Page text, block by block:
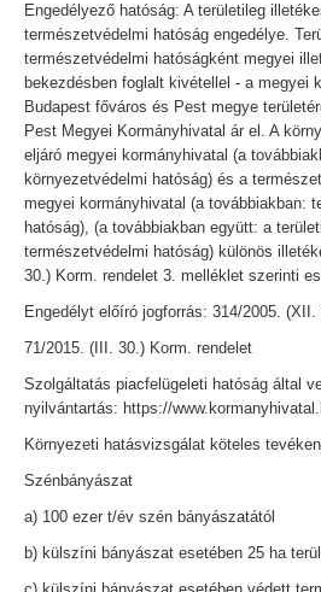
Engedélyező hatóság: A területileg
természetvédelmi hatóság engedélye.
természetvédelmi hatóságként megyei
bekezdésben foglalt kivétellel - a megyei
Budapest főváros és Pest megye
Pest Megyei Kormányhivatal ár el. A
eljáró megyei kormányhivatal (a
környezetvédelmi hatóság) és a
megyei kormányhivatal (a továbbiakban:
hatóság), (a továbbiakban együtt: a
természetvédelmi hatóság) különös
30.) Korm. rendelet 3. melléklet szerinti
Engedélyt előíró jogforrás: 314/2005.
71/2015. (III. 30.) Korm. rendelet
Szolgáltatás piacfelügeleti hatóság által
nyilvántartás: https://
Környezeti hatásvizsgálat köteles
Szénbányászat
a) 100 ezer t/év szén bányászatától
b) külszíni bányászat esetében 25 ha